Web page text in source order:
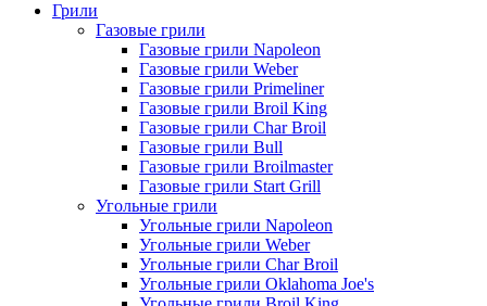
Грили
Газовые грили
Газовые грили Napoleon
Газовые грили Weber
Газовые грили Primeliner
Газовые грили Broil King
Газовые грили Char Broil
Газовые грили Bull
Газовые грили Broilmaster
Газовые грили Start Grill
Угольные грили
Угольные грили Napoleon
Угольные грили Weber
Угольные грили Char Broil
Угольные грили Oklahoma Joe's